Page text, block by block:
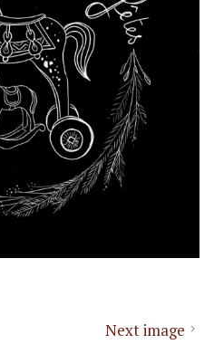
Next image